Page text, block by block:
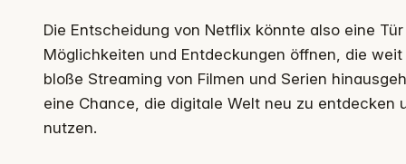
Die Entscheidung von Netflix könnte also eine
Möglichkeiten und Entdeckungen öffnen, die
bloße Streaming von Filmen und Serien
eine Chance, die digitale Welt neu zu entdecken
nutzen.